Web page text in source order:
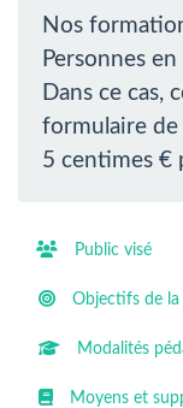
Nos
Personnes
Dans ce cas,
formulaire
5 centimes €
Public visé
Objectifs de
Modalités
Moyens et